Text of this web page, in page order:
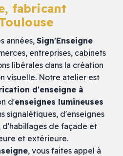
fabricant
années, Sign'Enseigne
entreprises, cabinets
libérales dans la création
visuelle. Notre atelier est
d'enseigne à
d'enseignes lumineuses
signalétiques, d'enseignes
de façade et
et extérieure.
, vous faites appel à